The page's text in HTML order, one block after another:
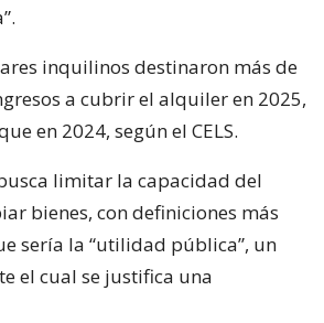
inquilinos destinaron más de
a cubrir el alquiler en 2025,
en 2024, según el CELS.
limitar la capacidad del
bienes, con definiciones más
sería la “utilidad pública”, un
el cual se justifica una